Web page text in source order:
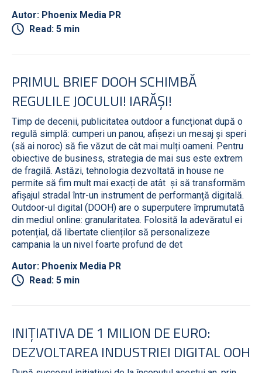
Autor: Phoenix Media PR
Read: 5 min
PRIMUL BRIEF DOOH SCHIMBĂ
REGULILE JOCULUI! IARĂȘI!
Timp de decenii, publicitatea outdoor a funcționat după o
regulă simplă: cumperi un panou, afișezi un mesaj și speri
(să ai noroc) să fie văzut de cât mai mulți oameni. Pentru
obiective de business, strategia de mai sus este extrem
de fragilă. Astăzi, tehnologia dezvoltată in house ne
permite să fim mult mai exacți de atât și să transformăm
afișajul stradal într-un instrument de performanță digitală.
Outdoor-ul digital (DOOH) are o superputere împrumutată
din mediul online: granularitatea. Folosită la adevăratul ei
potențial, dă libertate clienților să personalizeze
campania la un nivel foarte profund de det
Autor: Phoenix Media PR
Read: 5 min
INIȚIATIVA DE 1 MILION DE EURO:
DEZVOLTAREA INDUSTRIEI DIGITAL OOH